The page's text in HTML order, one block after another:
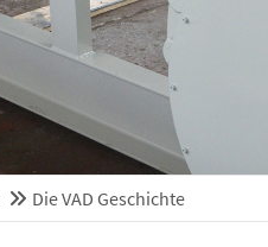
(GMT +1)
Die VAD Geschichte